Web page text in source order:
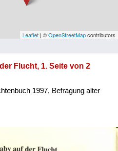
Leaflet | ©OpenStreetMapcontributors
Flucht, 1. Seite von 2
1997, Befragung alter